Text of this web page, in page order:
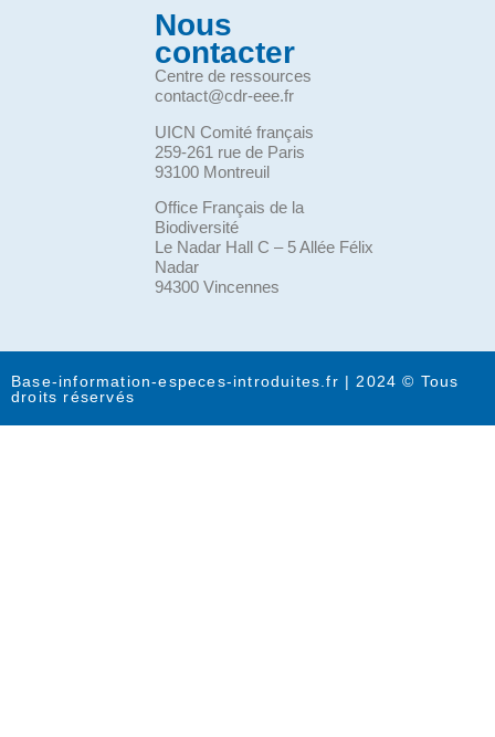
Nous
contacter
Centre de ressources
contact@cdr-eee.fr
UICN Comité français
259-261 rue de Paris
93100 Montreuil
Office Français de la
Biodiversité
Le Nadar Hall C – 5 Allée Félix
Nadar
94300 Vincennes
Base-information-especes-introduites.fr | 2024 © Tous
droits réservés